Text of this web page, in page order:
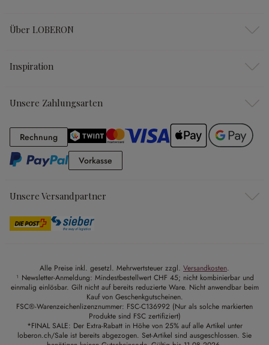
Über LOBERON
Inspiration
Unsere Zahlungsarten
RechnungRechnung
Vorkasse
Unsere Versandpartner
Alle Preise inkl. gesetzl. Mehrwertsteuer zzgl. Versandkosten.
¹ Newsletter-Anmeldung: Mindestbestellwert CHF 45; nicht kombinierbar und
einmalig einlösbar. Gilt nicht auf bereits reduzierte Ware. Nicht anwendbar beim
Kauf von Geschenkgutscheinen.
FSC®-Warenzeichenlizenznummer: FSC-C136992 (Nur als solche markierten
Produkte sind FSC zertifiziert)
*FINAL SALE: Der Extra-Rabatt in Höhe von 25% auf alle Artikel unter
loberon.ch/Sale ist bereits abgezogen. Set-Artikel sind ausgeschlossen. Sie